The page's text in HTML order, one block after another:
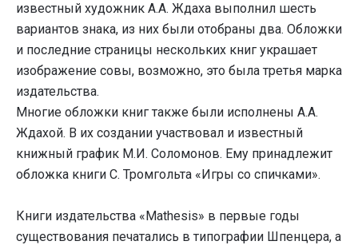
известный художник А.А. Ждаха выполнил шесть
вариантов знака, из них были отобраны два. Обложки
и последние страницы нескольких книг украшает
изображение совы, возможно, это была третья марка
издательства.
Многие обложки книг также были исполнены А.А.
Ждахой. В их создании участвовал и известный
книжный график М.И. Соломонов. Ему принадлежит
обложка книги С. Тромгольта «Игры со спичками».
Книги издательства «Mathesis» в первые годы
существования печатались в типографии Шпенцера, а